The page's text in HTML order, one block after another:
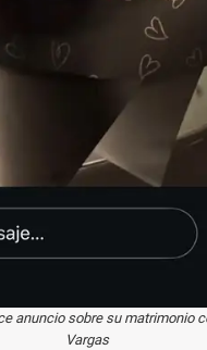
anuncio sobre su matrimonio
Vargas